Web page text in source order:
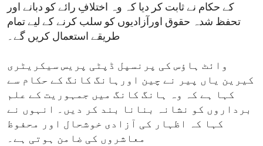
کے حکام نے ثابت کر دیا کہ وہ اختلافِ رائے کو دبانے اور
تحفظ شدہ حقوق اورآزادیوں کو سلب کرنے کے لیے تمام
طریقے استعمال کریں گے۔
وائٹ ہاؤس کی پرنسپل ڈپٹی پریس سیکریٹری
کیرین یاں پیر نے چین اورہانگ کانگ کے حکام سے
کہا ہے کہ وہ ہانگ کانگ میں جمہوریت کے علم
برداروں کو نشانہ بنانا بند کر دیں۔ انہوں نے
کہا کہ اظہار کی آزادی خوشحال اور محفوظ
معاشروں کی ضامن ہوتی ہے۔